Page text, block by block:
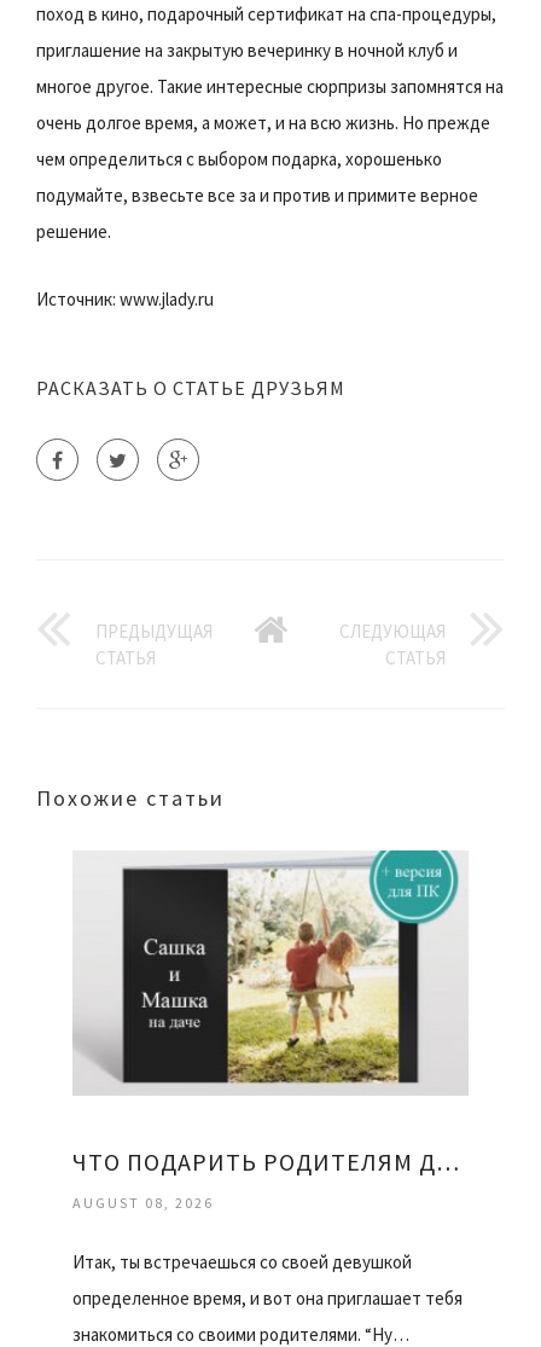
поход в кино, подарочный сертификат на спа-процедуры,
приглашение на закрытую вечеринку в ночной клуб и
многое другое. Такие интересные сюрпризы запомнятся на
очень долгое время, а может, и на всю жизнь. Но прежде
чем определиться с выбором подарка, хорошенько
подумайте, взвесьте все за и против и примите верное
решение.
Источник: www.jlady.ru
РАСКАЗАТЬ О СТАТЬЕ ДРУЗЬЯМ
ПРЕДЫДУЩАЯ
СТАТЬЯ
СЛЕДУЮЩАЯ
СТАТЬЯ
Похожие статьи
ЧТО ПОДАРИТЬ РОДИТЕЛЯМ ДЕВУШКИ
AUGUST 08, 2026
Итак, ты встречаешься со своей девушкой
определенное время, и вот она приглашает тебя
знакомиться со своими родителями. “Ну…